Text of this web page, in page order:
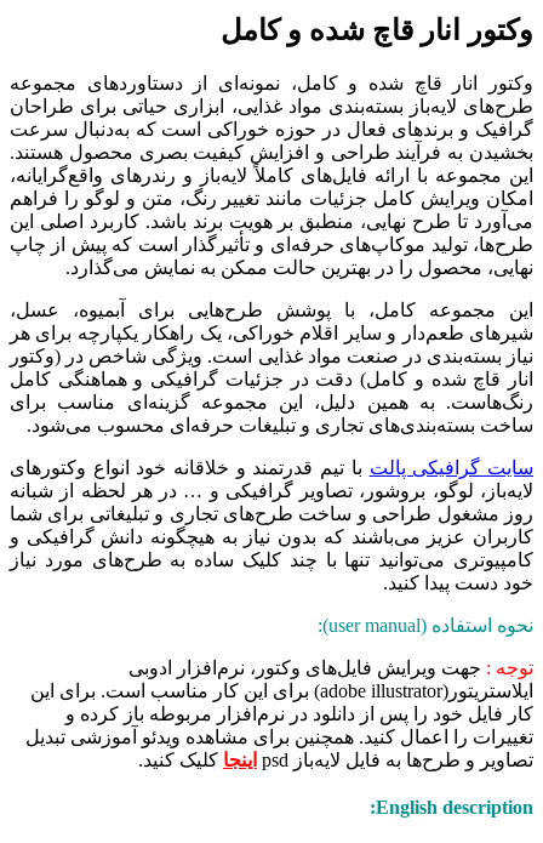
وکتور انار قاچ شده و کامل
وکتور انار قاچ شده و کامل، نمونه‌ای از دستاوردهای مجموعه
طرح‌های لایه‌باز بسته‌بندی مواد غذایی، ابزاری حیاتی برای طراحان
گرافیک و برندهای فعال در حوزه خوراکی است که به‌دنبال سرعت
بخشیدن به فرآیند طراحی و افزایش کیفیت بصری محصول هستند.
این مجموعه با ارائه فایل‌های کاملاً لایه‌باز و رندرهای واقع‌گرایانه،
امکان ویرایش کامل جزئیات مانند تغییر رنگ، متن و لوگو را فراهم
می‌آورد تا طرح نهایی، منطبق بر هویت برند باشد. کاربرد اصلی این
طرح‌ها، تولید موکاپ‌های حرفه‌ای و تأثیرگذار است که پیش از چاپ
نهایی، محصول را در بهترین حالت ممکن به نمایش می‌گذارد.
این مجموعه کامل، با پوشش طرح‌هایی برای آبمیوه، عسل،
شیرهای طعم‌دار و سایر اقلام خوراکی، یک راهکار یکپارچه برای هر
نیاز بسته‌بندی در صنعت مواد غذایی است. ویژگی شاخص در (وکتور
انار قاچ شده و کامل) دقت در جزئیات گرافیکی و هماهنگی کامل
رنگ‌هاست. به همین دلیل، این مجموعه گزینه‌ای مناسب برای
ساخت بسته‌بندی‌های تجاری و تبلیغات حرفه‌ای محسوب می‌شود.
سایت گرافیکی پالت با تیم قدرتمند و خلاقانه خود انواع وکتورهای
لایه‌باز، لوگو، بروشور، تصاویر گرافیکی و … در هر لحظه از شبانه
روز مشغول طراحی و ساخت طرح‌های تجاری و تبلیغاتی برای شما
کاربران عزیز می‌باشند که بدون نیاز به هیچگونه دانش گرافیکی و
کامپیوتری می‌توانید تنها با چند کلیک ساده به طرح‌های مورد نیاز
خود دست پیدا کنید.
نحوه استفاده (user manual):
توجه : جهت ویرایش فایل‌های وکتور، نرم‌افزار ادوبی
ایلاستریتور(adobe illustrator) برای این کار مناسب است. برای این
کار فایل خود را پس از دانلود در نرم‌افزار مربوطه باز کرده و
تغییرات را اعمال کنید. همچنین برای مشاهده ویدئو آموزشی تبدیل
تصاویر و طرح‌ها به فایل لایه‌باز psd
اینجا کلیک کنید.
English description: